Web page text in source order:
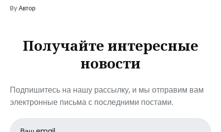
ByАвтор
Получайте интересные
новости
Подпишитесь на нашу рассылку, и мы отправим вам
электронные письма с последними постами.
Email